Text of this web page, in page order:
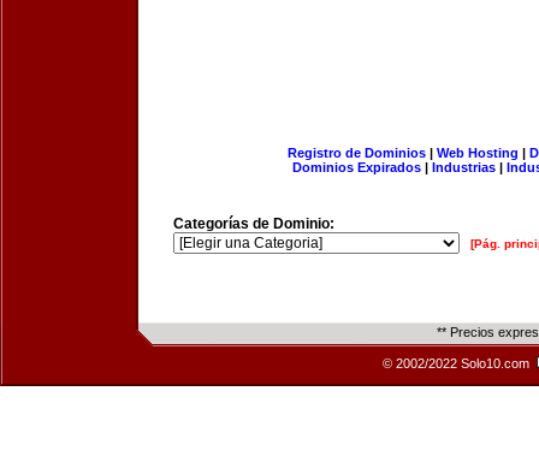
Registro de Dominios| Web Hosting |
Dominios Expirados | Industrias |
Categorías de Dominio:
[Pág.
** Precios
© 2002/2022 Solo10.com